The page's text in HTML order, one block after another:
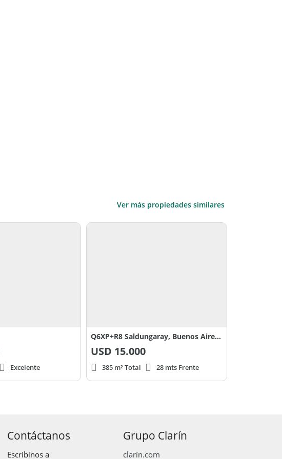
Ver más propiedades similares
Excelente
Q6XP+R8 Saldungaray, Buenos Aires Province, 0
USD 15.000
385 m² Total 28 mts Frente
Contáctanos
Escribinos a
Grupo Clarín
clarín.com